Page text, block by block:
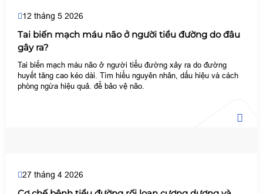
12 tháng 5 2026
Tai biến mạch máu não ở người tiểu đường do đâu
gây ra?
Tai biến mạch máu não ở người tiểu đường xảy ra do đường
huyết tăng cao kéo dài. Tìm hiểu nguyên nhân, dấu hiệu và cách
phòng ngừa hiệu quả. để bảo vệ não.
27 tháng 4 2026